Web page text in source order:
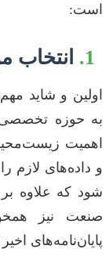
است:
1.
اولین و شاید
به حوزه تخصصی
اهمیت
و داده‌های لازم
شود که علاوه
صنعت نیز
پایان‌نامه‌های